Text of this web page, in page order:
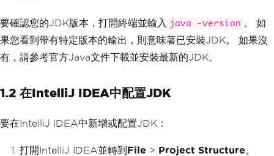
要確認您的JDK版本，打開終端並輸入 java -version 。 如
果您看到帶有特定版本的輸出，則意味著已安裝JDK。 如果沒
有，請參考官方Java文件下載並安裝最新的JDK。
1.2 在IntelliJ IDEA中配置JDK
要在IntelliJ IDEA中新增或配置JDK：
打開IntelliJ IDEA並轉到 File > Project Structure。